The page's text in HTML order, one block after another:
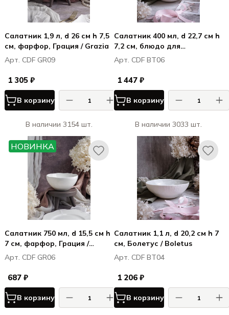
Салатник 1,9 л, d 26 см h 7,5
см, фарфор, Грация / Grazia
Арт. CDF GR09
1 305 ₽
В корзину
В наличии 3154 шт.
Салатник 400 мл, d 22,7 см h
7,2 см, блюдо для
морепродуктов, Болетус /
Boletus
Арт. CDF BT06
1 447 ₽
В корзину
В наличии 3033 шт.
НОВИНКА
Салатник 750 мл, d 15,5 см h
7 см, фарфор, Грация /
Grazia
Арт. CDF GR06
687 ₽
В корзину
Салатник 1,1 л, d 20,2 см h 7
см, Болетус / Boletus
Арт. CDF BT04
1 206 ₽
В корзину